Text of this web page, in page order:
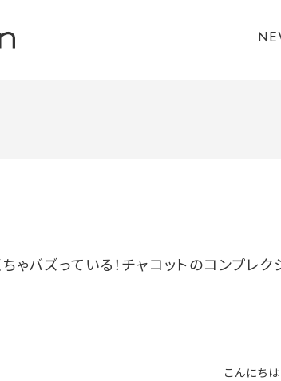
ゃバズっている！チャコットのコンプレク
こんにちは